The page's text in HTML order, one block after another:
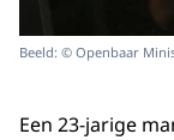
Beeld: © Openbaar
Een 23-jarige